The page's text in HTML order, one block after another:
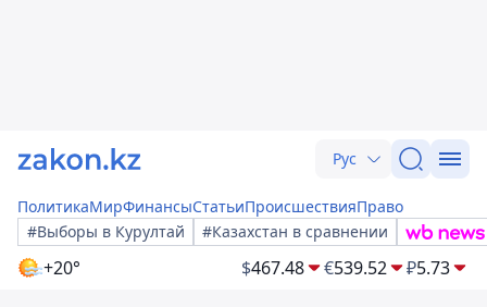
Рус
ПолитикаМирФинансыСтатьиПроисшествияПраво
#Выборы в Курултай
#Казахстан в сравнении
+20° $467.48 €539.52 ₽5.73